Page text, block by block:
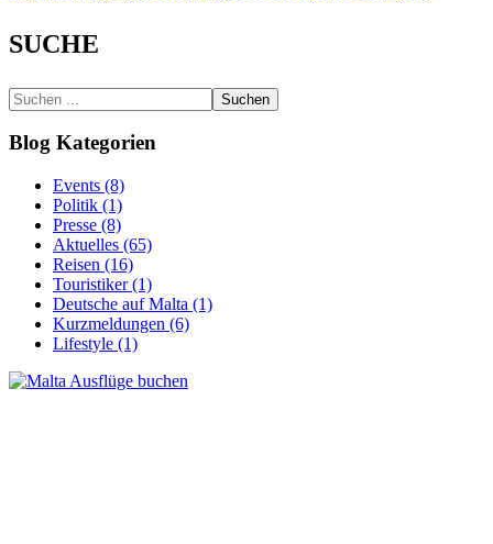
SUCHE
Suchen
Blog Kategorien
Events (8)
Politik (1)
Presse (8)
Aktuelles (65)
Reisen (16)
Touristiker (1)
Deutsche auf Malta (1)
Kurzmeldungen (6)
Lifestyle (1)